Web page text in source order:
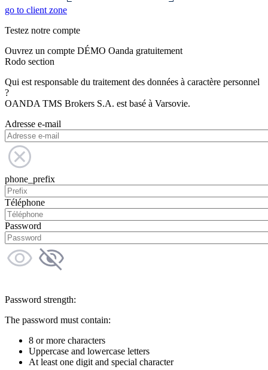
go to client zone
Testez notre compte
Ouvrez un compte DÉMO Oanda gratuitement
Rodo section
Qui est responsable du traitement des données à caractère personnel
?
OANDA TMS Brokers S.A. est basé à Varsovie.
Adresse e-mail
phone_prefix
Téléphone
Password
Password strength:
The password must contain:
8 or more characters
Uppercase and lowercase letters
At least one digit and special character